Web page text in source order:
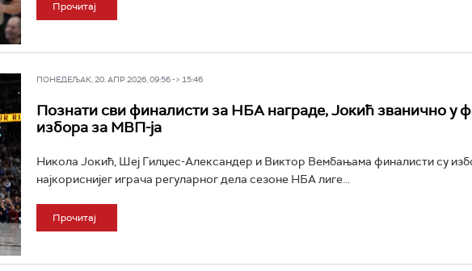
Прочитај
ПОНЕДЕЉАК, 20. АПР 2026, 09:56 -> 15:46
Познати сви финалисти за НБА награде, Јокић званично у
избора за МВП-ја
Никола Јокић, Шеј Гилџес-Александер и Виктор Вембањама финалисти су
најкориснијег играча регуларног дела сезоне НБА лиге...
Прочитај